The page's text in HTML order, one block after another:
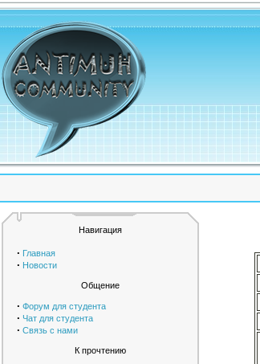
Навигация
· Главная
· Новости
Общение
· Форум для студента
· Чат для студента
· Связь с нами
К прочтению